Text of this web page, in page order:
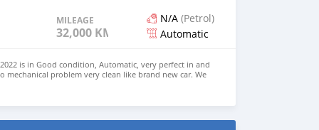
MILEAGE
32,000 KM
N/A (Petrol)
Automatic
is in Good condition, Automatic, very perfect in and
mechanical problem very clean like brand new car. We
Right Hand drive steering $8,000 USD CONTACT